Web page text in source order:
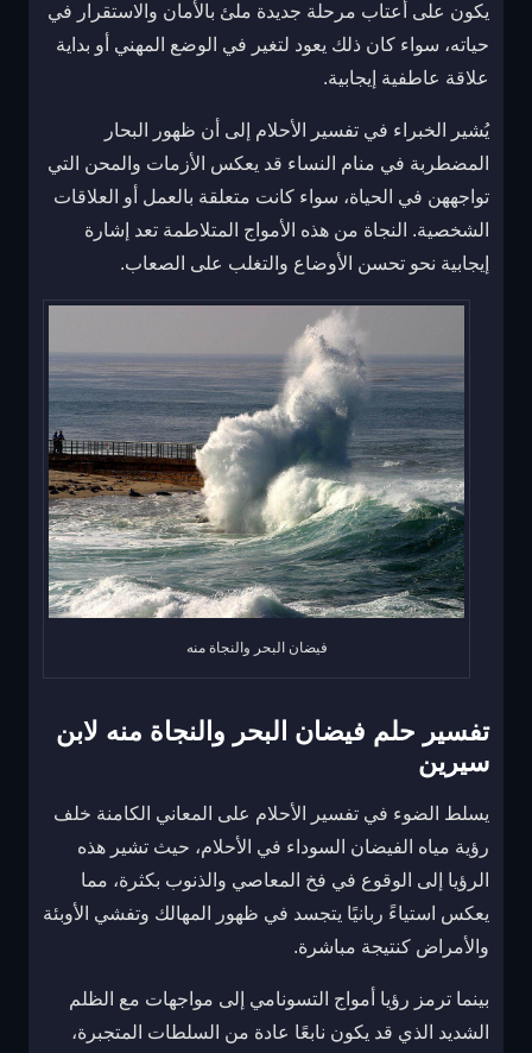
يكون على أعتاب مرحلة جديدة ملئ بالأمان والاستقرار في
حياته، سواء كان ذلك يعود لتغير في الوضع المهني أو بداية
علاقة عاطفية إيجابية.
يُشير الخبراء في تفسير الأحلام إلى أن ظهور البحار
المضطربة في منام النساء قد يعكس الأزمات والمحن التي
تواجههن في الحياة، سواء كانت متعلقة بالعمل أو العلاقات
الشخصية. النجاة من هذه الأمواج المتلاطمة تعد إشارة
إيجابية نحو تحسن الأوضاع والتغلب على الصعاب.
فيضان البحر والنجاة منه
تفسير حلم فيضان البحر والنجاة منه لابن
سيرين
يسلط الضوء في تفسير الأحلام على المعاني الكامنة خلف
رؤية مياه الفيضان السوداء في الأحلام، حيث تشير هذه
الرؤيا إلى الوقوع في فخ المعاصي والذنوب بكثرة، مما
يعكس استياءً ربانيًا يتجسد في ظهور المهالك وتفشي الأوبئة
والأمراض كنتيجة مباشرة.
بينما ترمز رؤيا أمواج التسونامي إلى مواجهات مع الظلم
الشديد الذي قد يكون نابعًا عادة من السلطات المتجبرة،